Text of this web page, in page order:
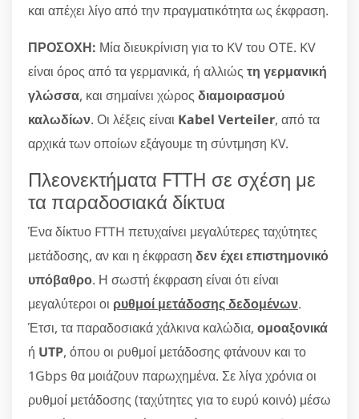
και απέχει λίγο από την πραγματικότητα ως έκφραση.
ΠΡΟΣΟΧΗ: Μία διευκρίνιση για το KV του OTE. KV
είναι όρος από τα γερμανικά, ή αλλιώς τη γερμανική
γλώσσα, και σημαίνει χώρος διαμοιρασμού
καλωδίων. Οι λέξεις είναι Kabel Verteiler, από τα
αρχικά των οποίων εξάγουμε τη σύντμηση KV.
Πλεονεκτήματα FTTH σε σχέση με
τα παραδοσιακά δίκτυα
Ένα δίκτυο FTTH πετυχαίνει μεγαλύτερες ταχύτητες
μετάδοσης, αν και η έκφραση δεν έχει επιστημονικό
υπόβαθρο. Η σωστή έκφραση είναι ότι είναι
μεγαλύτεροι οι ρυθμοί μετάδοσης δεδομένων.
Έτσι, τα παραδοσιακά χάλκινα καλώδια, ομοαξονικά
ή UTP, όπου οι ρυθμοί μετάδοσης φτάνουν και το
1Gbps θα μοιάζουν παρωχημένα. Σε λίγα χρόνια οι
ρυθμοί μετάδοσης (ταχύτητες για το ευρύ κοινό) μέσω